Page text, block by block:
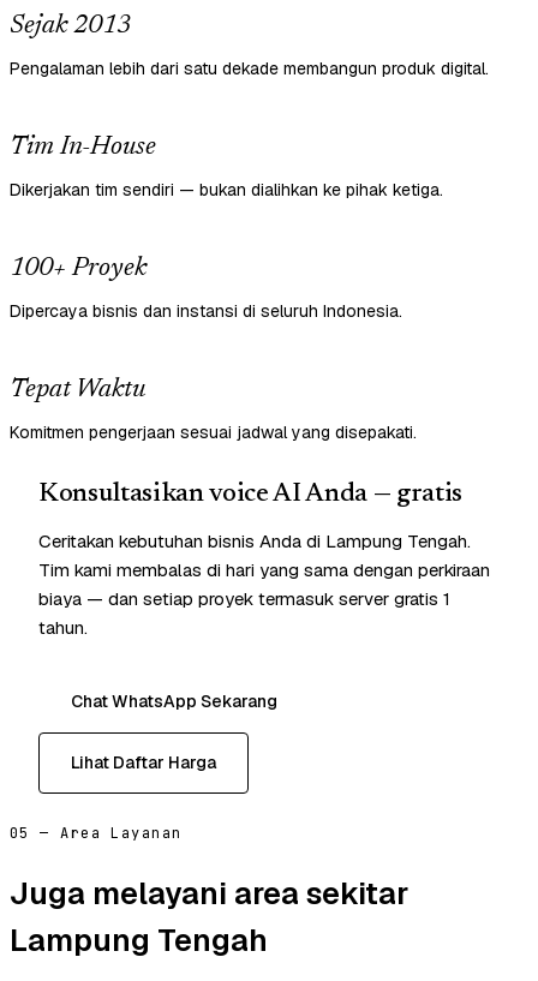
Sejak 2013
Pengalaman lebih dari satu dekade membangun produk digital.
Tim In-House
Dikerjakan tim sendiri — bukan dialihkan ke pihak ketiga.
100+ Proyek
Dipercaya bisnis dan instansi di seluruh Indonesia.
Tepat Waktu
Komitmen pengerjaan sesuai jadwal yang disepakati.
Konsultasikan voice AI Anda — gratis
Ceritakan kebutuhan bisnis Anda di Lampung Tengah.
Tim kami membalas di hari yang sama dengan perkiraan
biaya — dan setiap proyek termasuk server gratis 1
tahun.
Chat WhatsApp Sekarang
Lihat Daftar Harga
05 — Area Layanan
Juga melayani area sekitar
Lampung Tengah